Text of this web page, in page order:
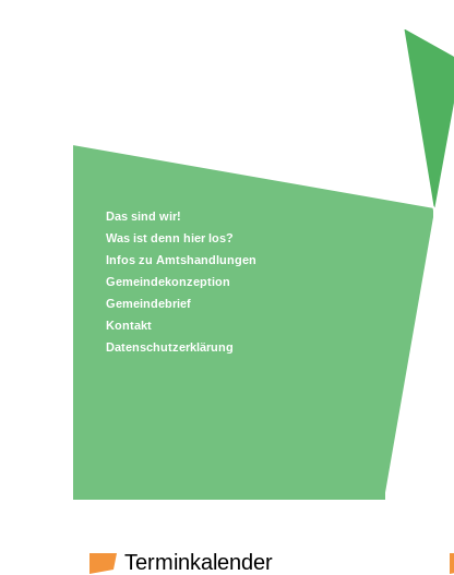
Das sind wir!
Was ist denn hier los?
Infos zu Amtshandlungen
Gemeindekonzeption
Gemeindebrief
Kontakt
Datenschutzerklärung
Terminkalender